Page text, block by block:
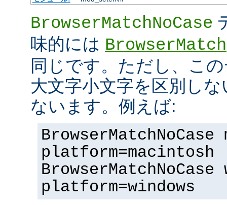
BrowserMatchNoCase
味的には BrowserMatch
同じです。ただし、こ
大文字小文字を区別し
ないます。例えば:
BrowserMatchNoCase
platform=macintosh
BrowserMatchNoCase
platform=windows